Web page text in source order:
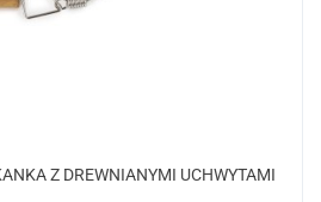
Z DREWNIANYMI UCHWYTAMI